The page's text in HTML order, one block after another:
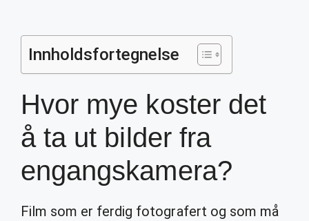
Innholdsfortegnelse
Hvor mye koster det
å ta ut bilder fra
engangskamera?
Film som er ferdig fotografert og som må